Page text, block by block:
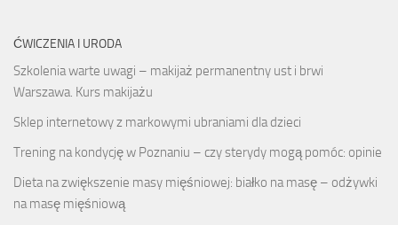
ĆWICZENIA I URODA
Szkolenia warte uwagi – makijaż permanentny ust i brwi
Warszawa. Kurs makijażu
Sklep internetowy z markowymi ubraniami dla dzieci
Trening na kondycję w Poznaniu – czy sterydy mogą pomóc: opinie
Dieta na zwiększenie masy mięśniowej: białko na masę – odżywki
na masę mięśniową